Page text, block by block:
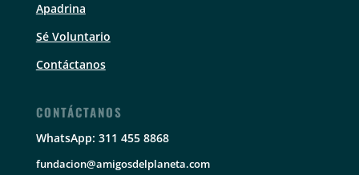
Apadrina
Sé Voluntario
Contáctanos
CONTÁCTANOS
WhatsApp: 311 455 8868
fundacion@amigosdelplaneta.com